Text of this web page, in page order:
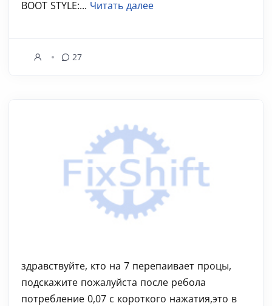
BOOT STYLE:... Читать далее
27
здравствуйте, кто на 7 перепаивает процы,
подскажите пожалуйста после ребола
потребление 0,07 с короткого нажатия,это в